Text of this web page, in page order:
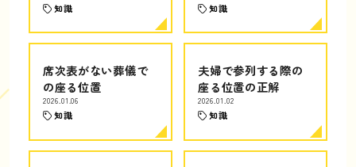
知識 知識
席次表がない葬儀で
の座る位置
2026.01.06
知識
夫婦で参列する際の
座る位置の正解
2026.01.02
知識